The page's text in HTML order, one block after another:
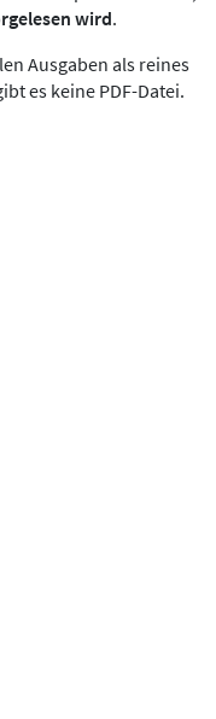
wird.
Ausgaben als reines
es keine PDF-Datei.